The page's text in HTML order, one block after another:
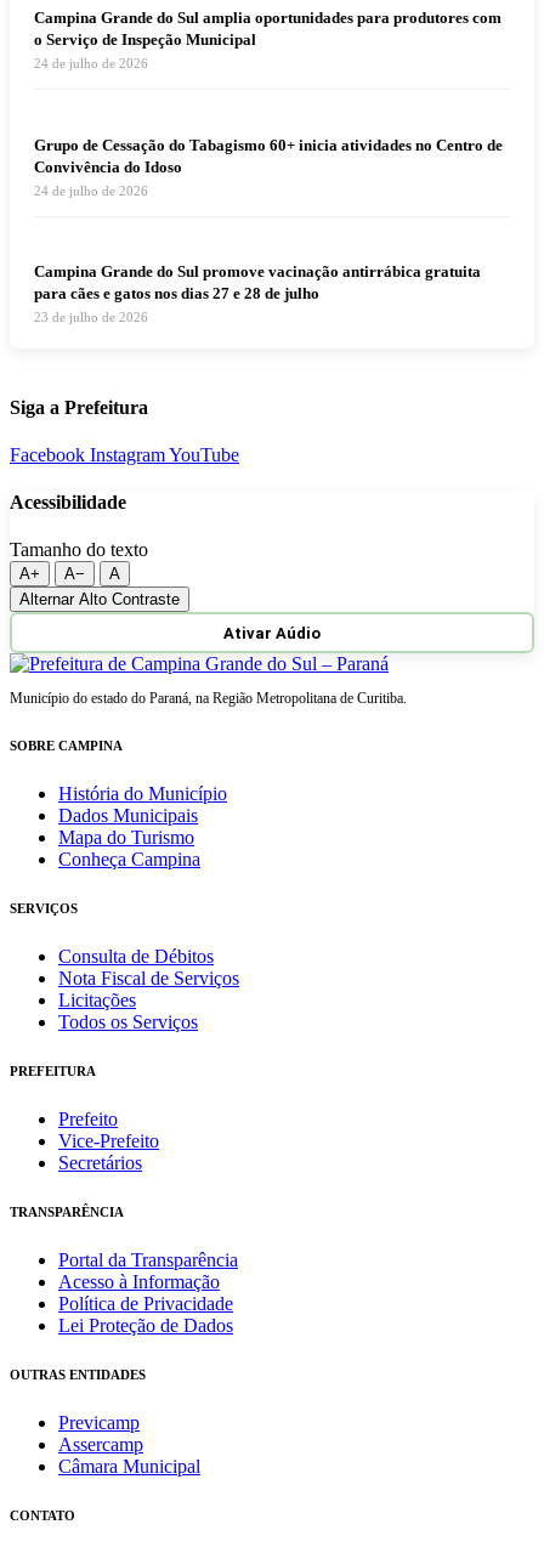
Campina Grande do Sul amplia oportunidades para produtores com
o Serviço de Inspeção Municipal
24 de julho de 2026
Grupo de Cessação do Tabagismo 60+ inicia atividades no Centro de
Convivência do Idoso
24 de julho de 2026
Campina Grande do Sul promove vacinação antirrábica gratuita
para cães e gatos nos dias 27 e 28 de julho
23 de julho de 2026
Siga a Prefeitura
Facebook InstagramYouTube
Acessibilidade
Tamanho do texto
A+ A−
A
Alternar Alto Contraste
Ativar Aúdio
Município do estado do Paraná, na Região Metropolitana de Curitiba.
SOBRE CAMPINA
História do Município
Dados Municipais
Mapa do Turismo
Conheça Campina
SERVIÇOS
Consulta de Débitos
Nota Fiscal de Serviços
Licitações
Todos os Serviços
PREFEITURA
Prefeito
Vice-Prefeito
Secretários
TRANSPARÊNCIA
Portal da Transparência
Acesso à Informação
Política de Privacidade
Lei Proteção de Dados
OUTRAS ENTIDADES
Previcamp
Assercamp
Câmara Municipal
CONTATO